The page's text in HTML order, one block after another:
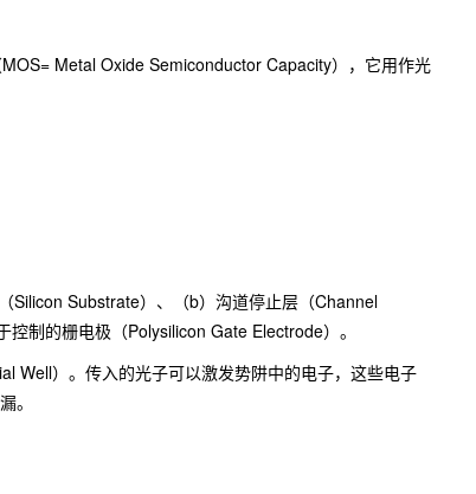
Metal Oxide Semiconductor Capacity），它用作光
Silicon Substrate）、（b）沟道停止层（Channel
制的栅电极（Polysilicon Gate Electrode）。
Well）。传入的光子可以激发势阱中的电子，这些电子
。